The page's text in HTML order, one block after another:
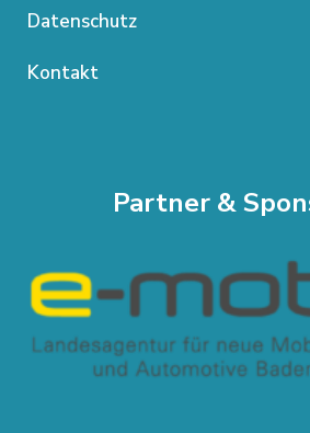
Datenschutz
Kontakt
Partner &